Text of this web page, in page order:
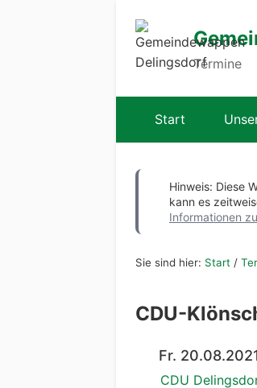
Termine
Start
Hinweis: Diese
kann es
Informationen
Sie sind hier: Start /
CDU-
Fr.
CDU